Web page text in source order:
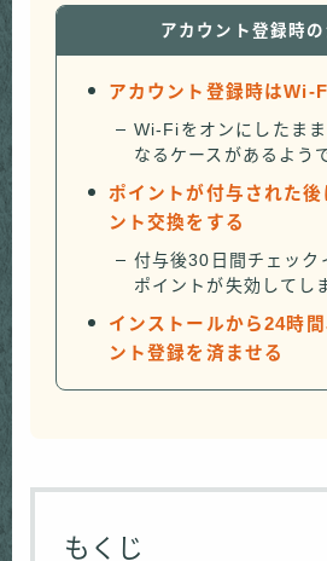
アカウント登録時
アカウント登録時はWi-
Wi-Fiをオンにしたま
なるケースがあるよう
ポイントが付与された後
ント交換をする
付与後30日間チェック
ポイントが失効してし
インストールから24時
ント登録を済ませる
もくじ